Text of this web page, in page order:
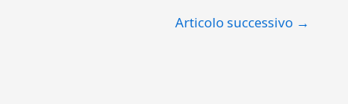
Articolo successivo →